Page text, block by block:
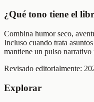
¿Qué tono tiene el
Combina humor seco,
Incluso cuando trata
mantiene un pulso narrativo
Revisado editorialmente:
Explorar